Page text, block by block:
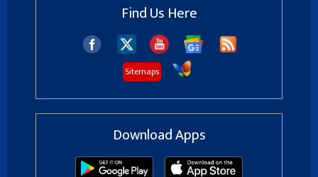
Find Us Here
Sitemaps
Download Apps